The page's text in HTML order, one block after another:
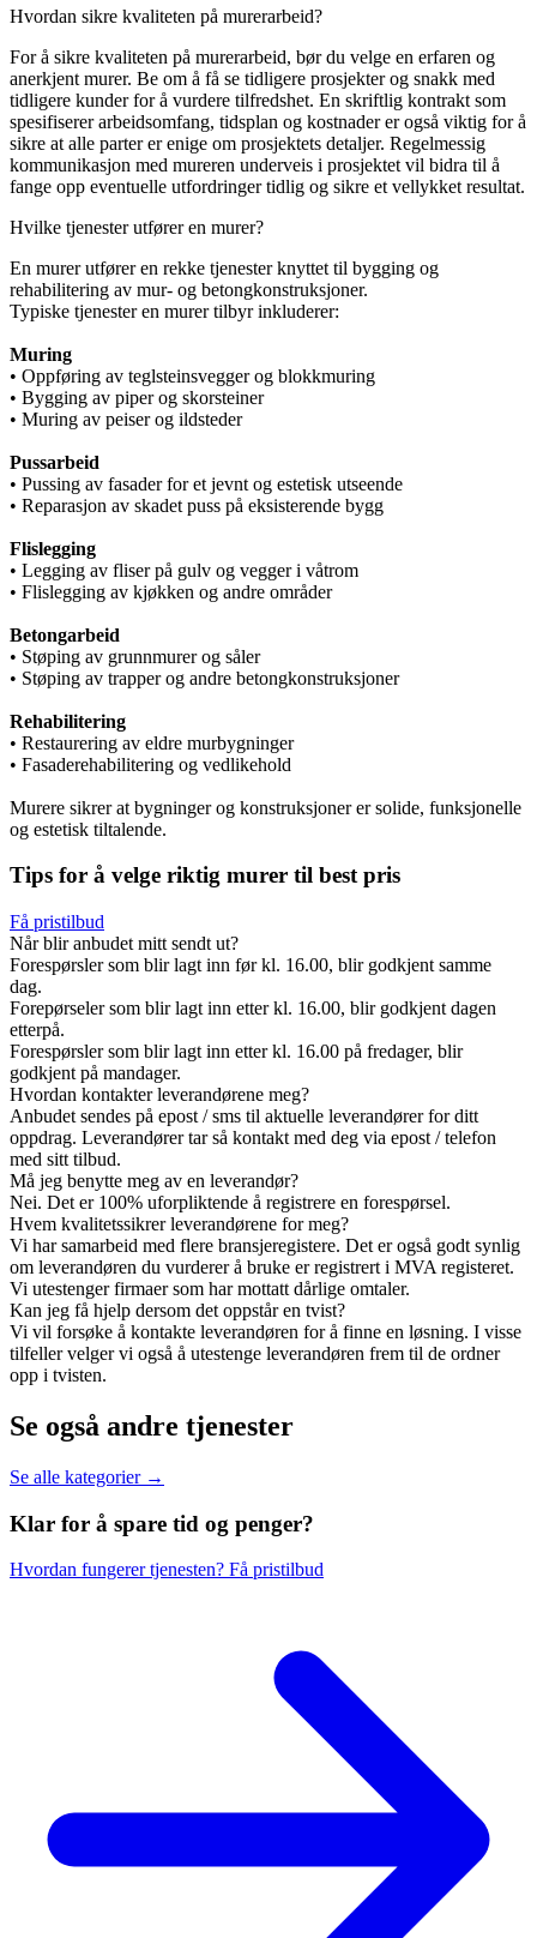
Hvordan sikre kvaliteten på murerarbeid?
For å sikre kvaliteten på murerarbeid, bør du velge en erfaren og
anerkjent murer. Be om å få se tidligere prosjekter og snakk med
tidligere kunder for å vurdere tilfredshet. En skriftlig kontrakt som
spesifiserer arbeidsomfang, tidsplan og kostnader er også viktig for å
sikre at alle parter er enige om prosjektets detaljer. Regelmessig
kommunikasjon med mureren underveis i prosjektet vil bidra til å
fange opp eventuelle utfordringer tidlig og sikre et vellykket resultat.
Hvilke tjenester utfører en murer?
En murer utfører en rekke tjenester knyttet til bygging og
rehabilitering av mur- og betongkonstruksjoner.
Typiske tjenester en murer tilbyr inkluderer:
Muring
• Oppføring av teglsteinsvegger og blokkmuring
• Bygging av piper og skorsteiner
• Muring av peiser og ildsteder
Pussarbeid
• Pussing av fasader for et jevnt og estetisk utseende
• Reparasjon av skadet puss på eksisterende bygg
Flislegging
• Legging av fliser på gulv og vegger i våtrom
• Flislegging av kjøkken og andre områder
Betongarbeid
• Støping av grunnmurer og såler
• Støping av trapper og andre betongkonstruksjoner
Rehabilitering
• Restaurering av eldre murbygninger
• Fasaderehabilitering og vedlikehold
Murere sikrer at bygninger og konstruksjoner er solide, funksjonelle
og estetisk tiltalende.
Tips for å velge riktig murer til best pris
Få pristilbud
Når blir anbudet mitt sendt ut?
Forespørsler som blir lagt inn før kl. 16.00, blir godkjent samme
dag.
Forepørseler som blir lagt inn etter kl. 16.00, blir godkjent dagen
etterpå.
Forespørsler som blir lagt inn etter kl. 16.00 på fredager, blir
godkjent på mandager.
Hvordan kontakter leverandørene meg?
Anbudet sendes på epost / sms til aktuelle leverandører for ditt
oppdrag. Leverandører tar så kontakt med deg via epost / telefon
med sitt tilbud.
Må jeg benytte meg av en leverandør?
Nei. Det er 100% uforpliktende å registrere en forespørsel.
Hvem kvalitetssikrer leverandørene for meg?
Vi har samarbeid med flere bransjeregistere. Det er også godt synlig
om leverandøren du vurderer å bruke er registrert i MVA registeret.
Vi utestenger firmaer som har mottatt dårlige omtaler.
Kan jeg få hjelp dersom det oppstår en tvist?
Vi vil forsøke å kontakte leverandøren for å finne en løsning. I visse
tilfeller velger vi også å utestenge leverandøren frem til de ordner
opp i tvisten.
Se også andre tjenester
Se alle kategorier →
Klar for å spare tid og penger?
Hvordan fungerer tjenesten? Få pristilbud